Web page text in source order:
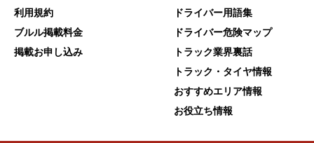
利用規約
ブルル掲載料金
掲載お申し込み
ドライバー用語集
ドライバー危険マップ
トラック業界裏話
トラック・タイヤ情報
おすすめエリア情報
お役立ち情報